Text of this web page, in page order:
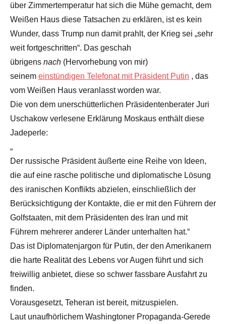
über Zimmertemperatur hat sich die Mühe gemacht, dem
Weißen Haus diese Tatsachen zu erklären, ist es kein
Wunder, dass Trump nun damit prahlt, der Krieg sei „sehr
weit fortgeschritten“. Das geschah
übrigens nach (Hervorhebung von mir)
seinem einstündigen Telefonat mit Präsident Putin , das
vom Weißen Haus veranlasst worden war.
Die von dem unerschütterlichen Präsidentenberater Juri
Uschakow verlesene Erklärung Moskaus enthält diese
Jadeperle:
„
Der russische Präsident äußerte eine Reihe von Ideen,
die auf eine rasche politische und diplomatische Lösung
des iranischen Konflikts abzielen, einschließlich der
Berücksichtigung der Kontakte, die er mit den Führern der
Golfstaaten, mit dem Präsidenten des Iran und mit
Führern mehrerer anderer Länder unterhalten hat.“
Das ist Diplomatenjargon für Putin, der den Amerikanern
die harte Realität des Lebens vor Augen führt und sich
freiwillig anbietet, diese so schwer fassbare Ausfahrt zu
finden.
Vorausgesetzt, Teheran ist bereit, mitzuspielen.
Laut unaufhörlichem Washingtoner Propaganda-Gerede